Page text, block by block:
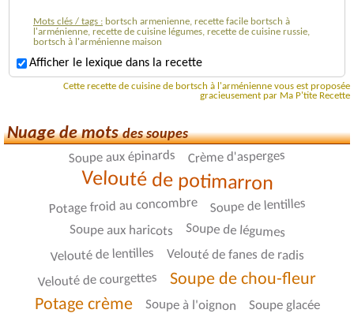
Mots clés / tags : bortsch armenienne, recette facile bortsch à
l'arménienne, recette de cuisine légumes, recette de cuisine russie,
bortsch à l'arménienne maison
Afficher le lexique dans la recette
Cette recette de cuisine de bortsch à l'arménienne vous est proposée
gracieusement par Ma P'tite Recette
Nuage de motsdes soupes
Soupe aux épinards Crème d'asperges
Velouté de potimarron
Potage froid au concombre Soupe de lentilles
Soupe aux haricots Soupe de légumes
Velouté de lentilles Velouté de fanes de radis
Velouté de courgettes Soupe de chou-fleur
Potage crème Soupe à l'oignon Soupe glacée